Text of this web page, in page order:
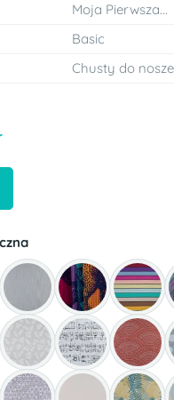
Moja Pierwsza...
Basic
Chusty do